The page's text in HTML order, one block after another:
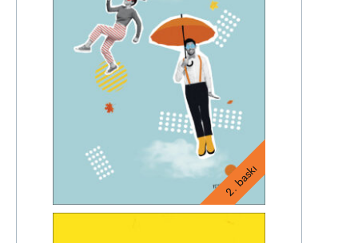
2. baskı